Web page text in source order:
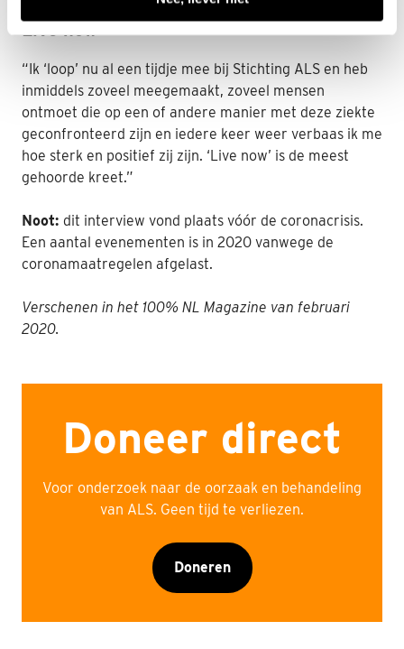
Live now
“Ik ‘loop’ nu al een tijdje mee bij Stichting ALS en heb
inmiddels zoveel meegemaakt, zoveel mensen
ontmoet die op een of andere manier met deze ziekte
geconfronteerd zijn en iedere keer weer verbaas ik me
hoe sterk en positief zij zijn. ‘Live now’ is de meest
gehoorde kreet.”
Noot: dit interview vond plaats vóór de coronacrisis.
Een aantal evenementen is in 2020 vanwege de
coronamaatregelen afgelast.
Verschenen in het 100% NL Magazine van februari
2020.
Doneer direct
Voor onderzoek naar de oorzaak en behandeling
van ALS. Geen tijd te verliezen.
Doneren